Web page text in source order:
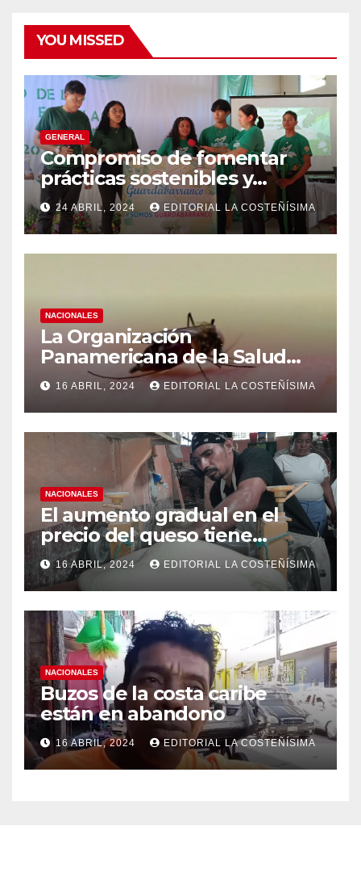
YOU MISSED
GENERAL
Compromiso de fomentar
prácticas sostenibles y
conciencia ecológica en las
instituciones educativas
24 ABRIL, 2024 EDITORIAL LA COSTEÑÍSIMA
NACIONALES
La Organización
Panamericana de la Salud
(OPS), recomienda reforzar
medidas ante el aumento de
casos de dengue
16 ABRIL, 2024 EDITORIAL LA COSTEÑÍSIMA
NACIONALES
El aumento gradual en el
precio del queso tiene
efectos a las Panaderias
16 ABRIL, 2024 EDITORIAL LA COSTEÑÍSIMA
NACIONALES
Buzos de la costa caribe
están en abandono
16 ABRIL, 2024 EDITORIAL LA COSTEÑÍSIMA